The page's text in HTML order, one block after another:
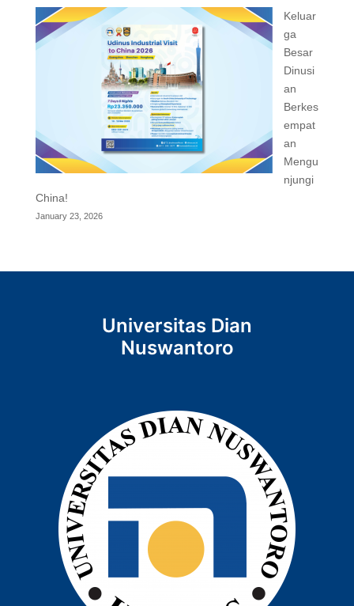
Keluar
ga
Besar
Dinusi
an
Berkes
empat
an
Mengu
njungi
China!
January 23, 2026
Universitas Dian
Nuswantoro